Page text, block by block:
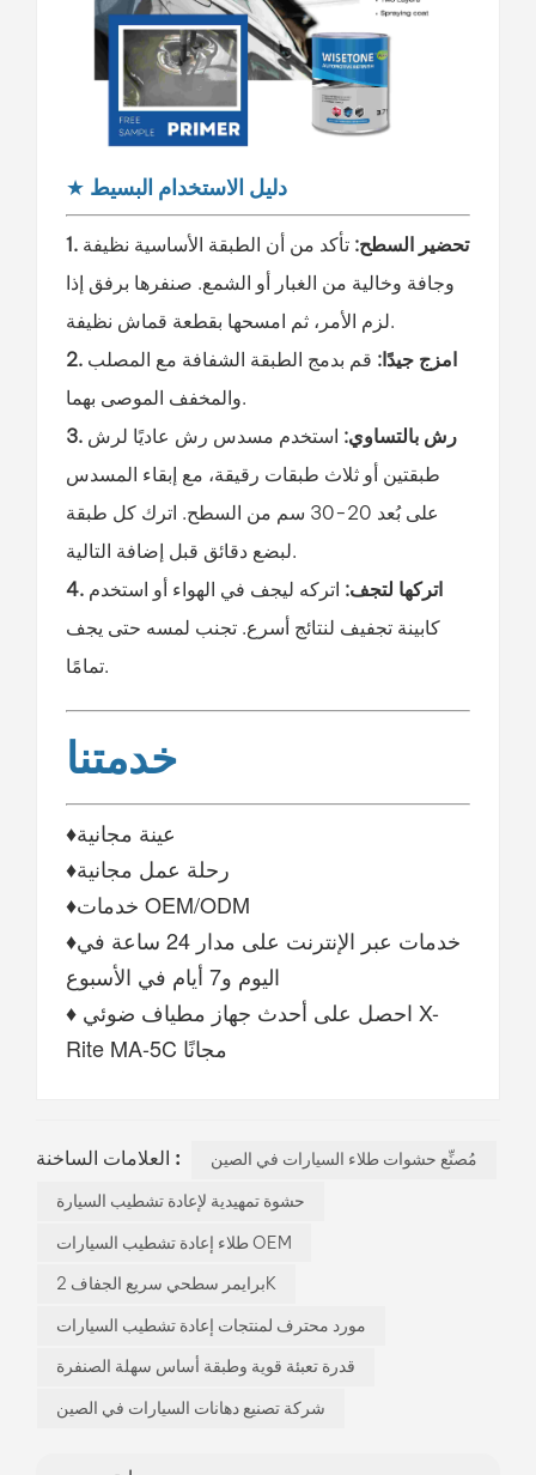
★ دليل الاستخدام البسيط
1. تحضير السطح: تأكد من أن الطبقة الأساسية نظيفة
وجافة وخالية من الغبار أو الشمع. صنفرها برفق إذا
لزم الأمر، ثم امسحها بقطعة قماش نظيفة.
2. امزج جيدًا: قم بدمج الطبقة الشفافة مع المصلب
والمخفف الموصى بهما.
3. رش بالتساوي: استخدم مسدس رش عاديًا لرش
طبقتين أو ثلاث طبقات رقيقة، مع إبقاء المسدس
على بُعد 20-30 سم من السطح. اترك كل طبقة
لبضع دقائق قبل إضافة التالية.
4. اتركها لتجف: اتركه ليجف في الهواء أو استخدم
كابينة تجفيف لنتائج أسرع. تجنب لمسه حتى يجف
تمامًا.
خدمتنا
♦عينة مجانية
♦رحلة عمل مجانية
♦خدمات OEM/ODM
♦خدمات عبر الإنترنت على مدار 24 ساعة في
اليوم و7 أيام في الأسبوع
♦ احصل على أحدث جهاز مطياف ضوئي X-
Rite MA-5C مجانًا
العلامات الساخنة :
مُصنِّع حشوات طلاء السيارات في الصين
حشوة تمهيدية لإعادة تشطيب السيارة
طلاء إعادة تشطيب السيارات OEM
برايمر سطحي سريع الجفاف 2K
مورد محترف لمنتجات إعادة تشطيب السيارات
قدرة تعبئة قوية وطبقة أساس سهلة الصنفرة
شركة تصنيع دهانات السيارات في الصين